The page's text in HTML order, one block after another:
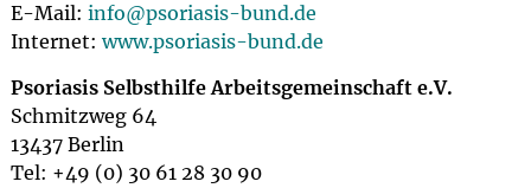
E-Mail: info@psoriasis-bund.de
Internet:www.psoriasis-bund.de
Psoriasis Selbsthilfe Arbeitsgemeinschaft e.V.
Schmitzweg 64
13437 Berlin
Tel: +49 (0) 30 61 28 30 90